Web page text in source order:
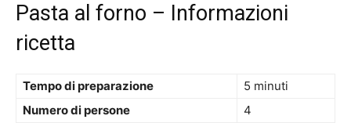
Pasta al forno – Informazioni
ricetta
Tempo di preparazione
5 minuti
Numero di persone
4